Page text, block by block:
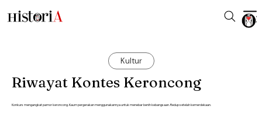
Kultur
Riwayat Kontes Keroncong
Konkurs mengangkat pamor keroncong. Kaum pergerakan menggunakannya untuk menebar benih kebangsaan. Redup setelah kemerdekaan.